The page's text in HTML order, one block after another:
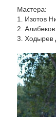
Мастера:
1. Изотов
2.
3. Ходырев